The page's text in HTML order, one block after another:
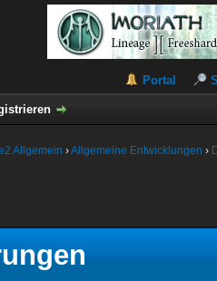
Portal
Allgemein ›Allgemeine Entwicklungen ›